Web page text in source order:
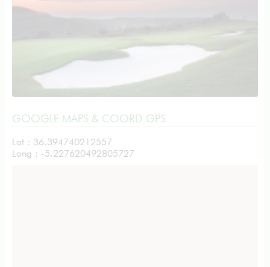
GOOGLE MAPS & COORD GPS
Lat : 36.394740212557
Long : -5.227620492805727